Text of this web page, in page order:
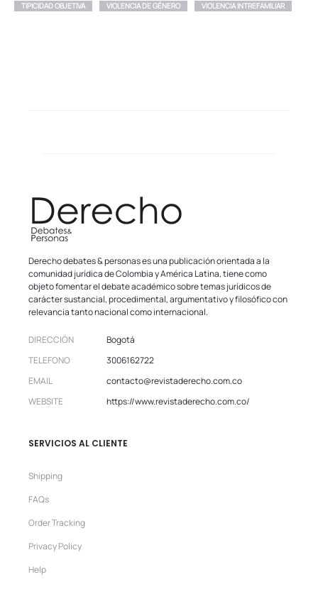
TIPICIDAD OBJETIVA VIOLENCIA DE GÉNERO VIOLENCIA INTREFAMILIAR
Derecho debates & personas es una publicación orientada a la
comunidad jurídica de Colombia y América Latina, tiene como
objeto fomentar el debate académico sobre temas jurídicos de
carácter sustancial, procedimental, argumentativo y filosófico con
relevancia tanto nacional como internacional.
DIRECCIÓN
Bogotá
TELEFONO
3006162722
EMAIL
contacto@revistaderecho.com.co
WEBSITE
https://www.revistaderecho.com.co/
SERVICIOS AL CLIENTE
Shipping
FAQs
Order Tracking
Privacy Policy
Help